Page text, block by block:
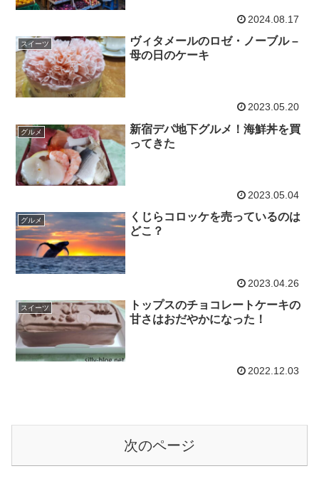
2024.08.17
スイーツ
ヴィタメールのロゼ・ノーブル –
母の日のケーキ
2023.05.20
グルメ
新宿デパ地下グルメ！海鮮丼を買
ってきた
2023.05.04
グルメ
くじらコロッケを売っているのは
どこ？
2023.04.26
スイーツ
トップスのチョコレートケーキの
甘さはおだやかになった！
2022.12.03
次のページ